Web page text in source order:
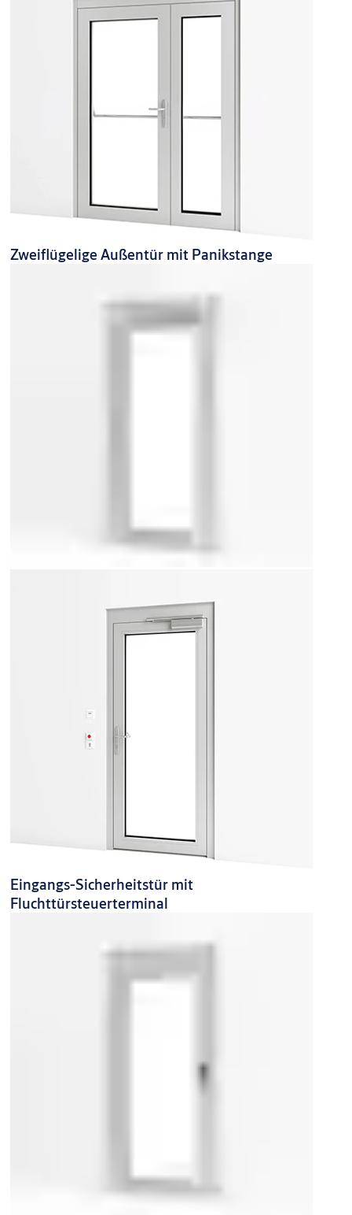
Zweiflügelige Außentür mit Panikstange
Eingangs-Sicherheitstür mit
Fluchttürsteuerterminal